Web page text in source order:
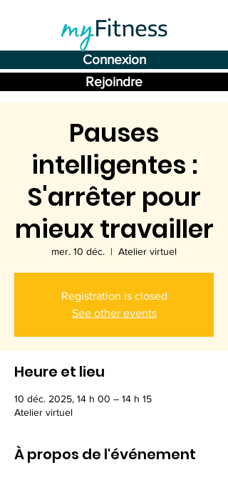
Connexion
Rejoindre
Pauses
intelligentes :
S'arrêter pour
mieux travailler
mer. 10 déc.
  |
Atelier virtuel
Registration is closed
See other events
Heure et lieu
10 déc. 2025, 14 h 00 – 14 h 15
Atelier virtuel
À propos de l'événement